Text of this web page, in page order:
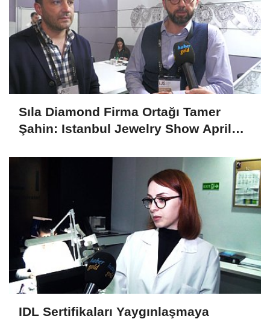
Sıla Diamond Firma Ortağı Tamer
Şahin: Istanbul Jewelry Show April
IDL Sertifikaları Yaygınlaşmaya